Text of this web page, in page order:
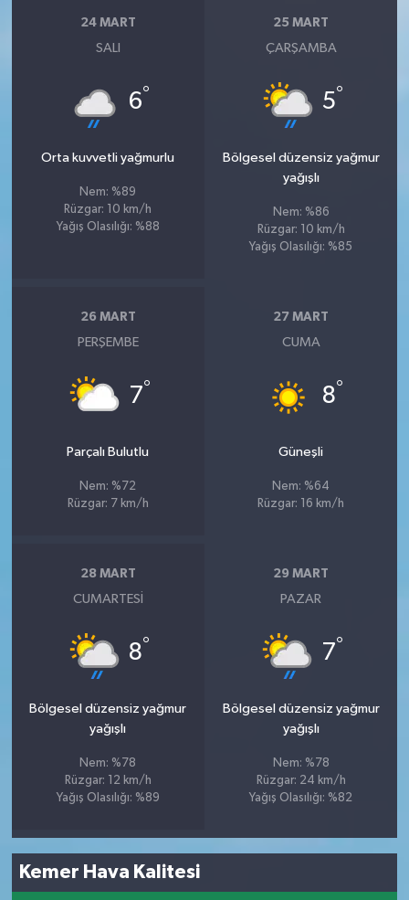
24 MART
SALI
6°
Orta kuvvetli yağmurlu
Nem: %89
Rüzgar: 10 km/h
Yağış Olasılığı: %88
25 MART
ÇARŞAMBA
5°
Bölgesel düzensiz yağmur
yağışlı
Nem: %86
Rüzgar: 10 km/h
Yağış Olasılığı: %85
26 MART
PERŞEMBE
7°
Parçalı Bulutlu
Nem: %72
Rüzgar: 7 km/h
27 MART
CUMA
8°
Güneşli
Nem: %64
Rüzgar: 16 km/h
28 MART
CUMARTESI
8°
Bölgesel düzensiz yağmur
yağışlı
Nem: %78
Rüzgar: 12 km/h
Yağış Olasılığı: %89
29 MART
PAZAR
7°
Bölgesel düzensiz yağmur
yağışlı
Nem: %78
Rüzgar: 24 km/h
Yağış Olasılığı: %82
Kemer Hava Kalitesi